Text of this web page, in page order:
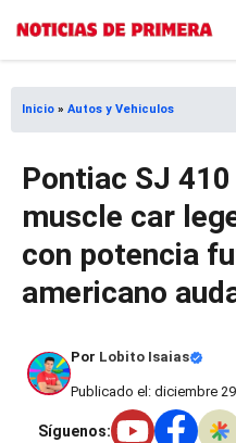
Saltar
contenido
Inicio » Autos y Vehiculos
Pontiac SJ
muscle car
con potencia
americano
Por Lobito Isaias
Publicado el: diciembre
Síguenos: